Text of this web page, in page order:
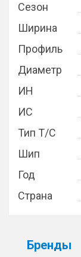
Сезон
Ширина
Профиль
Диаметр
ИН
ИС
Тип Т/С
Шип
Год
Страна
Бренды